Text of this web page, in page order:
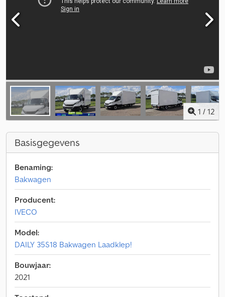
1 / 12
Basisgegevens
Benaming:
Bakwagen
Producent:
IVECO
Model:
DAILY 35S18 Bakwagen Laadklep!
Bouwjaar:
2021